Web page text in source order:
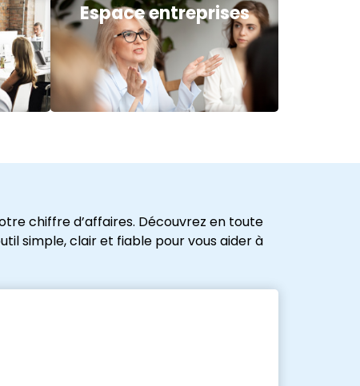
Espace entreprises
chiffre d’affaires. Découvrez en toute
simple, clair et fiable pour vous aider à